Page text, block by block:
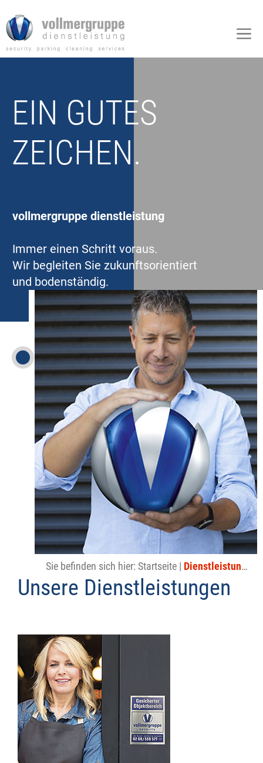
Inhalt
springen
EIN GUTES
ZEICHEN.
vollmergruppe dienstleistung
Immer einen Schritt voraus.
Wir begleiten Sie zukunftsorientiert
und bodenständig.
Sie befinden sich hier: Startseite | Dienstleistungen
Unsere Dienstleistungen